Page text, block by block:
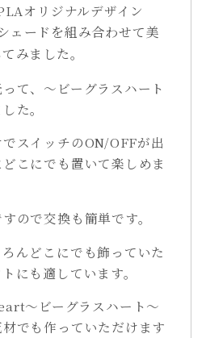
オリジナルデザイン
ェードを組み合わせて美
みました。
て、～ビーグラスハート
た。
スイッチのON/OFFが出
こにでも置いて楽しめま
ので交換も簡単です。
んどこにでも飾っていた
にも適しています。
～ビーグラスハート～
でも作っていただけます